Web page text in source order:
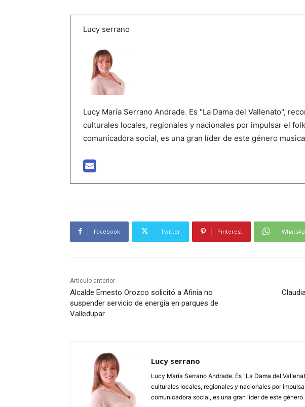
Lucy serrano
Lucy María Serrano Andrade. Es "La Dama del Vallenato",
culturales locales, regionales y nacionales por impulsar el
comunicadora social, es una gran líder de este género
Facebook Twitter Pinterest
Artículo anterior
Alcalde Ernesto Orozco solicitó a Afinia no
suspender servicio de energía en parques de
Valledupar
Lucy serrano
Lucy María Serrano Andrade. Es "La Dama del
culturales locales, regionales y nacionales por
comunicadora social, es una gran líder de este género